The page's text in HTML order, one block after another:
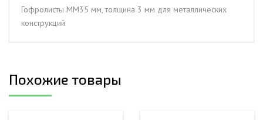
конструкций
Гофролисты ММ35 мм, толщина 3 мм для металлических
конструкций
Похожие товары